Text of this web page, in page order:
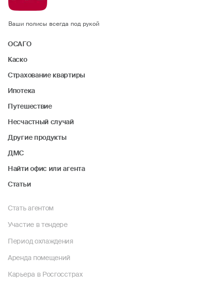
Ваши полисы всегда под рукой
ОСАГО
Каско
Страхование квартиры
Ипотека
Путешествие
Несчастный случай
Другие продукты
ДМС
Найти офис или агента
Статьи
Стать агентом
Участие в тендере
Период охлаждения
Аренда помещений
Карьера в Росгосстрах